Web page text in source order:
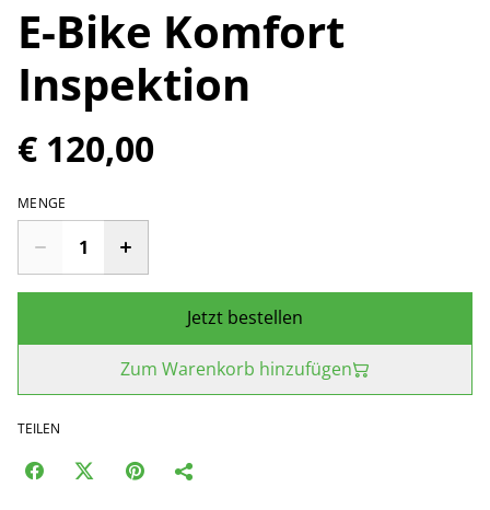
E-Bike Komfort
Inspektion
€ 120,00
MENGE
Jetzt bestellen
Zum Warenkorb hinzufügen
TEILEN